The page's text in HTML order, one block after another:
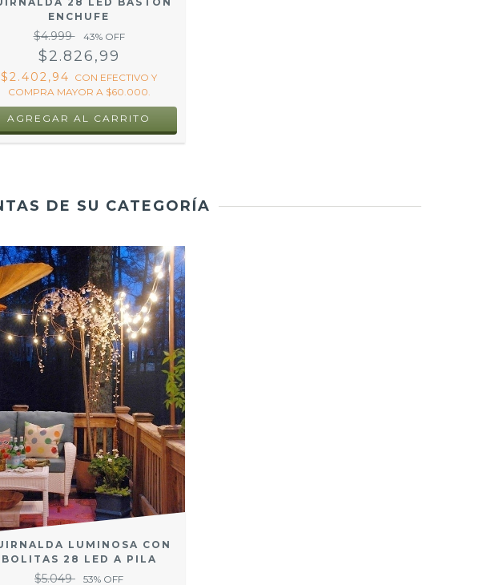
28 LED BASTON
ENCHUFE
$4.999 43 % OFF
$2.826,99
$2.402,94CON EFECTIVO Y
COMPRA MAYOR A $60.000.
AGREGAR AL CARRITO
LUMINOSA CON
BOLITAS 28 LED A PILA